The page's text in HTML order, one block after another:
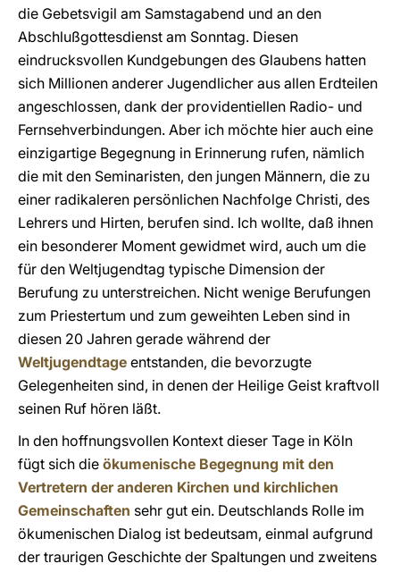
die Gebetsvigil am Samstagabend und an den
Abschlußgottesdienst am Sonntag. Diesen
eindrucksvollen Kundgebungen des Glaubens hatten
sich Millionen anderer Jugendlicher aus allen Erdteilen
angeschlossen, dank der providentiellen Radio- und
Fernsehverbindungen. Aber ich möchte hier auch eine
einzigartige Begegnung in Erinnerung rufen, nämlich
die mit den Seminaristen, den jungen Männern, die zu
einer radikaleren persönlichen Nachfolge Christi, des
Lehrers und Hirten, berufen sind. Ich wollte, daß ihnen
ein besonderer Moment gewidmet wird, auch um die
für den Weltjugendtag typische Dimension der
Berufung zu unterstreichen. Nicht wenige Berufungen
zum Priestertum und zum geweihten Leben sind in
diesen 20 Jahren gerade während der
Weltjugendtage entstanden, die bevorzugte
Gelegenheiten sind, in denen der Heilige Geist kraftvoll
seinen Ruf hören läßt.
In den hoffnungsvollen Kontext dieser Tage in Köln
fügt sich die ökumenische Begegnung mit den
Vertretern der anderen Kirchen und kirchlichen
Gemeinschaften sehr gut ein. Deutschlands Rolle im
ökumenischen Dialog ist bedeutsam, einmal aufgrund
der traurigen Geschichte der Spaltungen und zweitens